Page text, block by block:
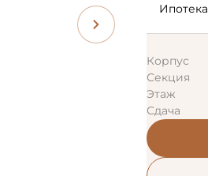
Ипотека
Корпус
Секция
Этаж
Сдача